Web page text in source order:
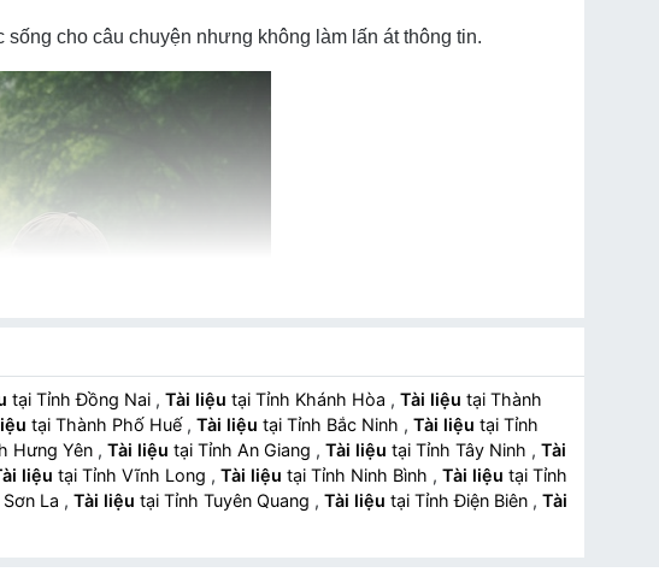
cho câu chuyện nhưng không làm lấn át thông tin.
tại Tỉnh Đồng Nai , Tài liệu tại Tỉnh Khánh Hòa , Tài liệu tại Thành
tại Thành Phố Huế , Tài liệu tại Tỉnh Bắc Ninh , Tài liệu tại Tỉnh
Hưng Yên , Tài liệu tại Tỉnh An Giang , Tài liệu tại Tỉnh Tây Ninh , Tài
liệu tại Tỉnh Vĩnh Long , Tài liệu tại Tỉnh Ninh Bình , Tài liệu tại Tỉnh
La , Tài liệu tại Tỉnh Tuyên Quang , Tài liệu tại Tỉnh Điện Biên , Tài